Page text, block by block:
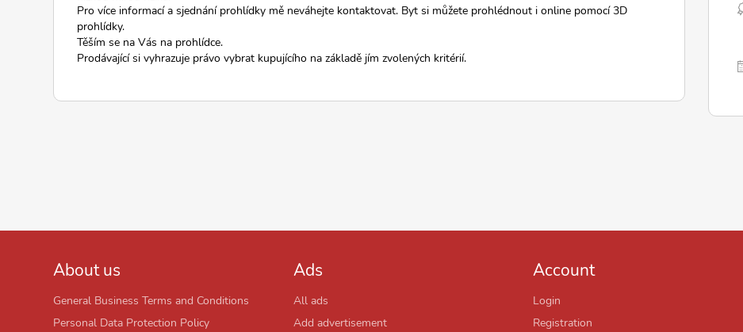
Pro více informací a sjednání prohlídky mě neváhejte kontaktovat. Byt si můžete prohlédnout i online pomocí 3D
prohlídky.
Těším se na Vás na prohlídce.
Prodávající si vyhrazuje právo vybrat kupujícího na základě jím zvolených kritérií.
About us
General Business Terms and Conditions
Personal Data Protection Policy
Ads
All ads
Add advertisement
Account
Login
Registration